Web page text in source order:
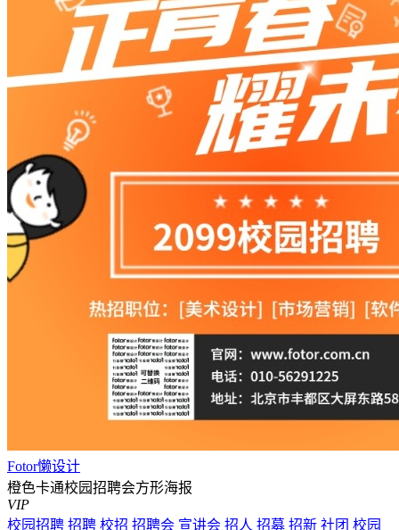
Fotor懒设计
橙色卡通校园招聘会方形海报
VIP
校园招聘 招聘 校招 招聘会 宣讲会 招人 招募 招新 社团 校园